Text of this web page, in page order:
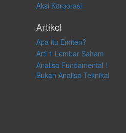
Aksi Korporasi
Artikel
Apa itu Emiten?
Arti 1 Lembar Saham
Analisa Fundamental !
Bukan Analisa Teknikal